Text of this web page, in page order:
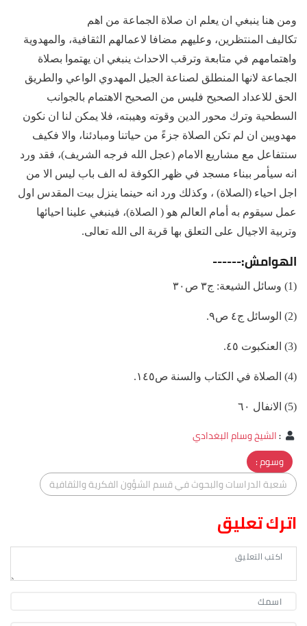
ومن هنا ينبغي ان يعلم ان صلاة الجماعة من اهم
تكاليف المنتظرين، وعليهم مضافا لاعمالهم الثقافية، والمهدوية
واهتمامهم في متابعة وترقب الاحداث ينبغي ان يهتموا بصلاة
الجماعة لانها المنطلق لصناعة الجيل المهدوي الواعي والطريق
الحق للاعداد الصحيح فليس من الصحيح الاهتمام بالجوانب
السطحية وترك محور الدين وقوته وهيبته، فلا يمكن لنا ان نكون
مهدويين ان لم تكن الصلاة جزءً من حياتنا ومبادئنا، والا فكيف
سنتفاعل مع مشاريع الامام (عجل الله فرجه الشريف)، فقد ورد
انه سيأمر ببناء مسجد في ظهر الكوفة له الف باب ليس الا من
اجل احياء (الصلاة) ، وكذلك ورد انه حينما ينزل بيت المقدس اول
عمل سيقوم به أمام العالم هو ( الصلاة)، فينبغي علينا احيائها
وتربية الاجيال على التعلق بها قربة الى الله تعالى.
الهوامش:------
(1) وسائل الشيعة: ج٣ ص٣٠
(2) الوسائل ج٤ ص٩.
(3) العنكبوت ٤٥.
(4) الصلاة في الكتاب والسنة ص١٤٥.
(5) الانفال ٦٠
:الشيخ وسام البغدادي
وسوم :
شعبة الدراسات والبحوث في قسم الشؤون الفكرية والثقافية
اترك تعليق